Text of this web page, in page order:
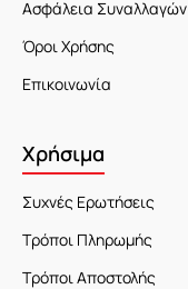
Ασφάλεια Συναλλαγών
Όροι Χρήσης
Επικοινωνία
Χρήσιμα
Συχνές Ερωτήσεις
Τρόποι Πληρωμής
Τρόποι Αποστολής